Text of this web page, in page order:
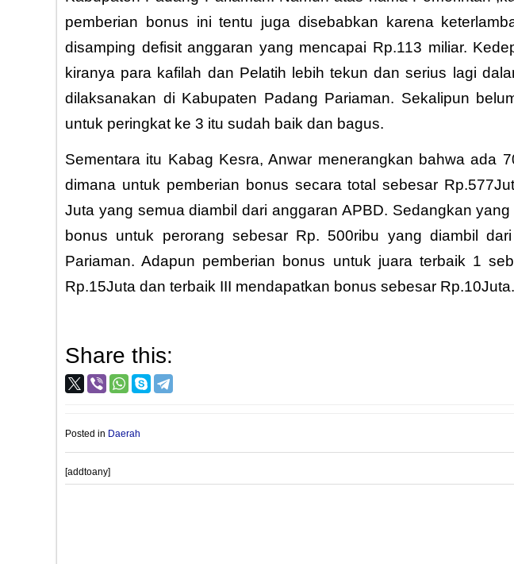
pemberian bonus ini tentu juga disebabkan karena
disamping defisit anggaran yang mencapai Rp.113 miliar.
kiranya para kafilah dan Pelatih lebih tekun dan serius lagi
dilaksanakan di Kabupaten Padang Pariaman. Sekalipun
untuk peringkat ke 3 itu sudah baik dan bagus.
Sementara itu Kabag Kesra, Anwar menerangkan bahwa ada
dimana untuk pemberian bonus secara total sebesar
Juta yang semua diambil dari anggaran APBD. Sedangkan
bonus untuk perorang sebesar Rp. 500ribu yang diambil
Pariaman. Adapun pemberian bonus untuk juara terbaik 1
Rp.15Juta dan terbaik III mendapatkan bonus sebesar
Share this:
Posted in Daerah
[addtoany]